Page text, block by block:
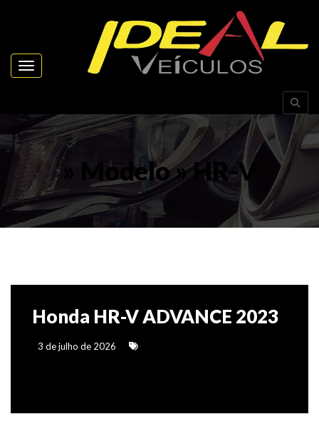
Toggle navigation
» Modelo » HR-V
Honda HR-V ADVANCE 2023
3 de julho de 2026